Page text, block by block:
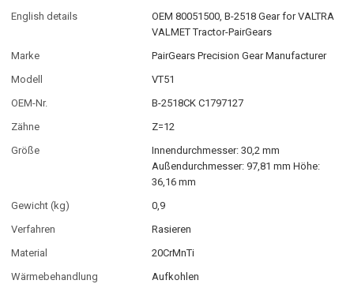
English details
OEM 80051500, B-2518 Gear for VALTRA
VALMET Tractor-PairGears
Marke
PairGears Precision Gear Manufacturer
Modell
VT51
OEM-Nr.
B-2518CK C1797127
Zähne
Z=12
Größe
Innendurchmesser: 30,2 mm
Außendurchmesser: 97,81 mm Höhe:
36,16 mm
Gewicht (kg)
0,9
Verfahren
Rasieren
Material
20CrMnTi
Wärmebehandlung
Aufkohlen